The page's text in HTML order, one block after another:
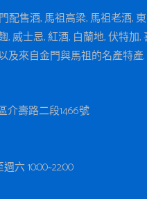
配售酒, 馬祖高梁, 馬祖老酒,
, 威士忌, 紅酒, 白蘭地, 伏特加,
及來自金門與馬祖的名產特產.
介壽路二段1466號
六 10:00~22:00